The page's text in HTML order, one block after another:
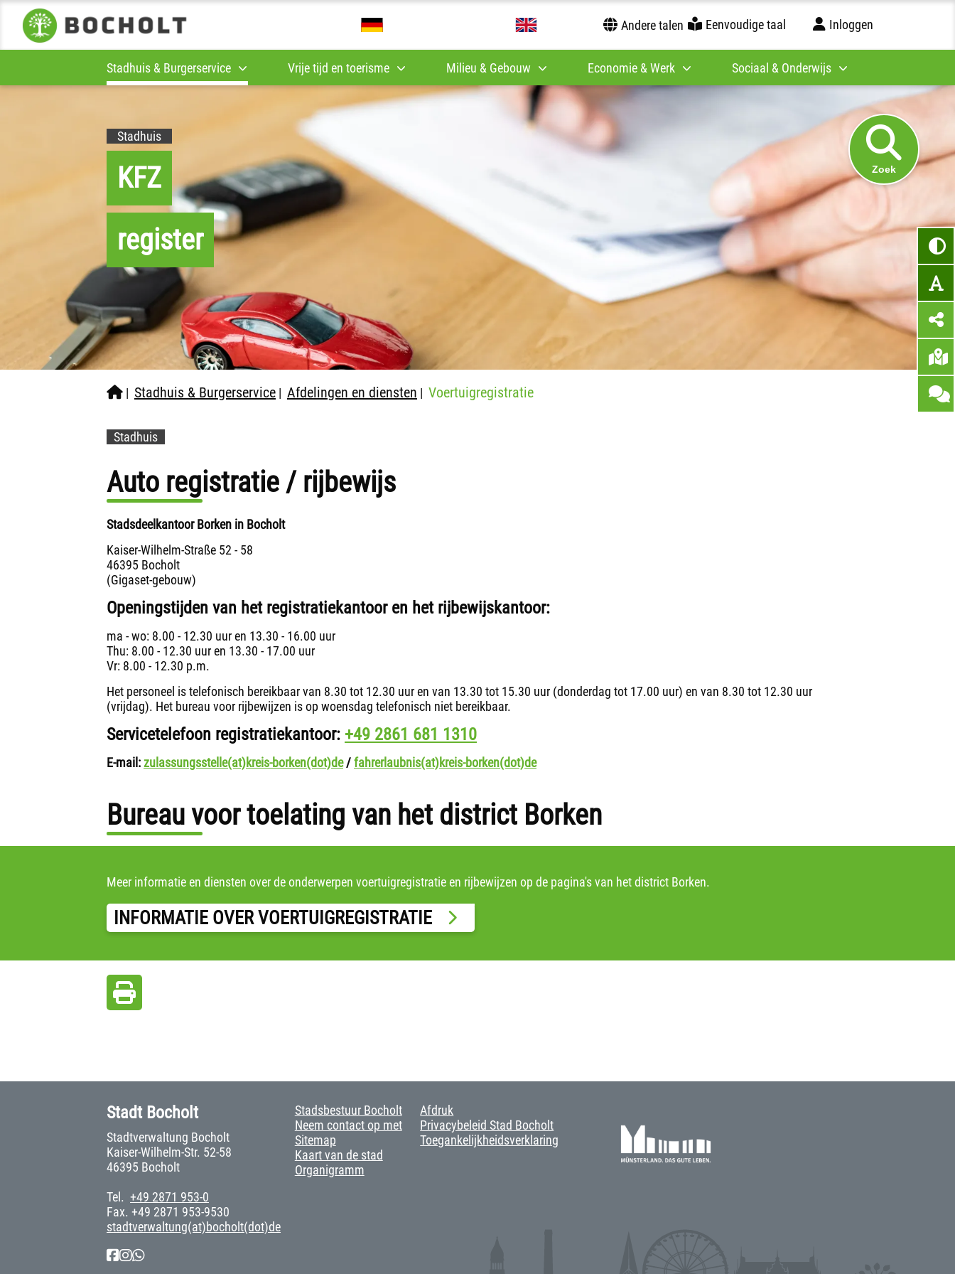
Andere talen Eenvoudige taal Inloggen
Stadhuis & Burgerservice Vrije tijd en toerisme Milieu & Gebouw Economie & Werk Sociaal & Onderwijs
Zoek
Stadhuis
KFZ
register
| Stadhuis & Burgerservice | Afdelingen en diensten | Voertuigregistratie
Stadhuis
Auto registratie / rijbewijs
Stadsdeelkantoor Borken in Bocholt
Kaiser-Wilhelm-Straße 52 - 58
46395 Bocholt
(Gigaset-gebouw)
Openingstijden van het registratiekantoor en het rijbewijskantoor:
ma - wo: 8.00 - 12.30 uur en 13.30 - 16.00 uur
Thu: 8.00 - 12.30 uur en 13.30 - 17.00 uur
Vr: 8.00 - 12.30 p.m.
Het personeel is telefonisch bereikbaar van 8.30 tot 12.30 uur en van 13.30 tot 15.30 uur (donderdag tot 17.00 uur) en van 8.30 tot 12.30 uur
(vrijdag). Het bureau voor rijbewijzen is op woensdag telefonisch niet bereikbaar.
Servicetelefoon registratiekantoor: +49 2861 681 1310
E-mail:zulassungsstelle(at)kreis-borken(dot)de/fahrerlaubnis(at)kreis-borken(dot)de
Bureau voor toelating van het district Borken
Meer informatie en diensten over de onderwerpen voertuigregistratie en rijbewijzen op de pagina's van het district Borken.
INFORMATIE OVER VOERTUIGREGISTRATIE
Stadt Bocholt
Stadtverwaltung Bocholt
Kaiser-Wilhelm-Str. 52-58
46395 Bocholt
Tel. +49 2871 953-0
Fax. +49 2871 953-9530
stadtverwaltung(at)bocholt(dot)de
Stadsbestuur Bocholt
Neem contact op met
Sitemap
Kaart van de stad
Organigramm
Afdruk
Privacybeleid Stad Bocholt
Toegankelijkheidsverklaring